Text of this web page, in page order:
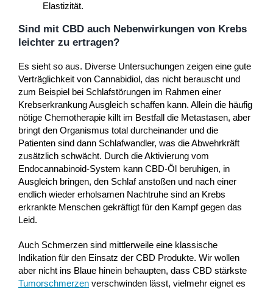
Elastizität.
Sind mit CBD auch Nebenwirkungen von Krebs
leichter zu ertragen?
Es sieht so aus. Diverse Untersuchungen zeigen eine gute
Verträglichkeit von Cannabidiol, das nicht berauscht und
zum Beispiel bei Schlafstörungen im Rahmen einer
Krebserkrankung Ausgleich schaffen kann. Allein die häufig
nötige Chemotherapie killt im Bestfall die Metastasen, aber
bringt den Organismus total durcheinander und die
Patienten sind dann Schlafwandler, was die Abwehrkräft
zusätzlich schwächt. Durch die Aktivierung vom
Endocannabinoid-System kann CBD-Öl beruhigen, in
Ausgleich bringen, den Schlaf anstoßen und nach einer
endlich wieder erholsamen Nachtruhe sind an Krebs
erkrankte Menschen gekräftigt für den Kampf gegen das
Leid.
Auch Schmerzen sind mittlerweile eine klassische
Indikation für den Einsatz der CBD Produkte. Wir wollen
aber nicht ins Blaue hinein behaupten, dass CBD stärkste
Tumorschmerzen verschwinden lässt, vielmehr eignet es